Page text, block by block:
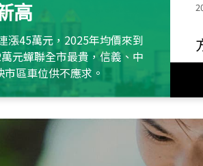
高
漲45萬元，2025年均價來到
元蟬聯全市最貴，信義、中
區車位供不應求。